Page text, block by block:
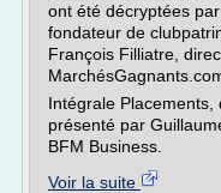
ont été décryptées
fondateur de
François Filliatre,
Intégrale Placements,
présenté par
BFM Business.
Voir la suite